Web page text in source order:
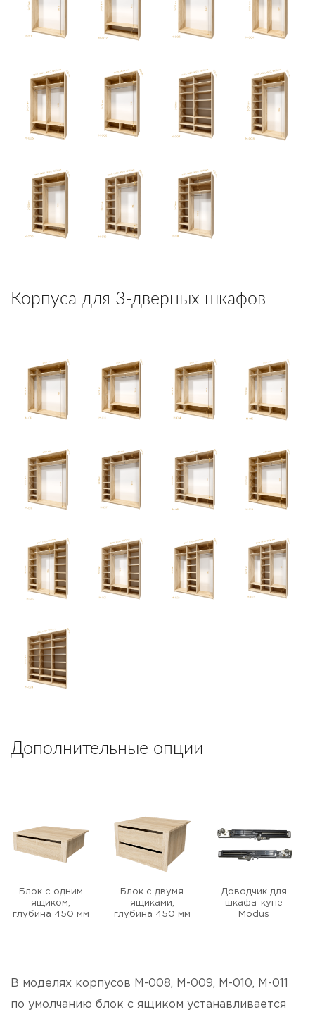
Корпуса для 3-дверных шкафов
Дополнительные опции
Блок с одним
ящиком,
глубина 450 мм
Блок с двумя
ящиками,
глубина 450 мм
Доводчик для
шкафа-купе
Modus
В моделях корпусов М-008, М-009, М-010, М-011
по умолчанию блок с ящиком устанавливается